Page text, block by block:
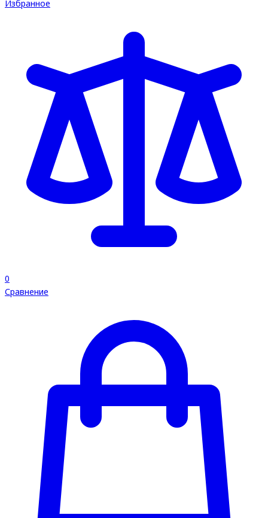
Избранное
0
Сравнение